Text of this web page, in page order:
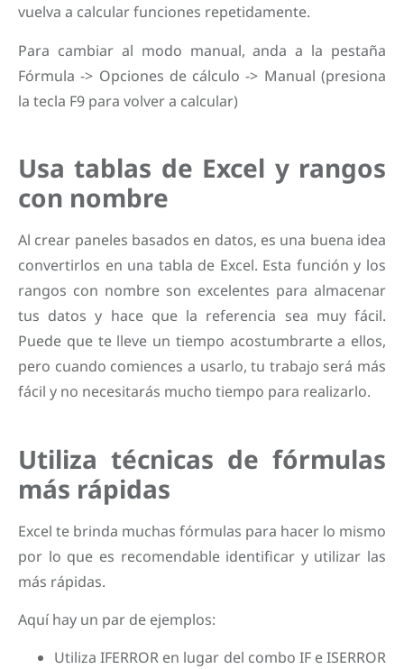
vuelva a calcular funciones repetidamente.
Para cambiar al modo manual, anda a la pestaña
Fórmula -> Opciones de cálculo -> Manual (presiona
la tecla F9 para volver a calcular)
Usa tablas de Excel y rangos
con nombre
Al crear paneles basados ​​en datos, es una buena idea
convertirlos en una tabla de Excel. Esta función y los
rangos con nombre son excelentes para almacenar
tus datos y hace que la referencia sea muy fácil.
Puede que te lleve un tiempo acostumbrarte a ellos,
pero cuando comiences a usarlo, tu trabajo será más
fácil y no necesitarás mucho tiempo para realizarlo.
Utiliza técnicas de fórmulas
más rápidas
Excel te brinda muchas fórmulas para hacer lo mismo
por lo que es recomendable identificar y utilizar las
más rápidas.
Aquí hay un par de ejemplos:
Utiliza IFERROR en lugar del combo IF e ISERROR